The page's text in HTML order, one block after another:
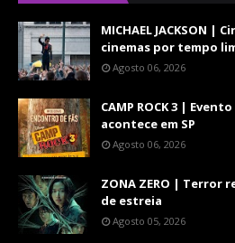
MICHAEL JACKSON |
cinemas por tempo
Agosto 06, 2026
CAMP ROCK 3 |
acontece em SP
Agosto 06, 2026
ZONA ZERO | Terror
de estreia
Agosto 05, 2026